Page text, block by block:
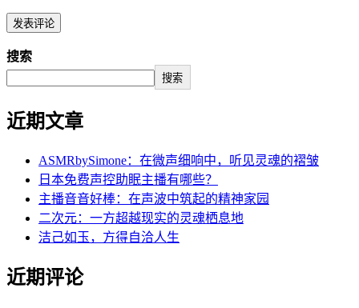
搜索
搜索
近期文章
ASMRbySimone：在微声细响中，听见灵魂的褶皱
日本免费声控助眠主播有哪些？
主播音音好棒：在声波中筑起的精神家园
二次元：一方超越现实的灵魂栖息地
洁己如玉，方得自洽人生
近期评论